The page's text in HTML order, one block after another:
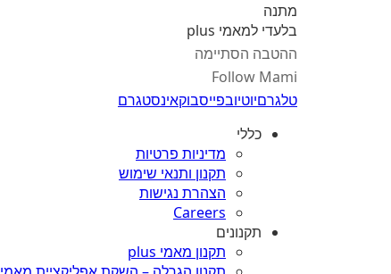
מתנה
בלעדי למאמי plus
ההטבה הסתיימה
Follow Mami
טלגרםיוטיובפייסבוקאינסטגרם
כללי
מדיניות פרטיות
תקנון ותנאי שימוש
הצהרת נגישות
Careers
תקנונים
תקנון מאמי plus